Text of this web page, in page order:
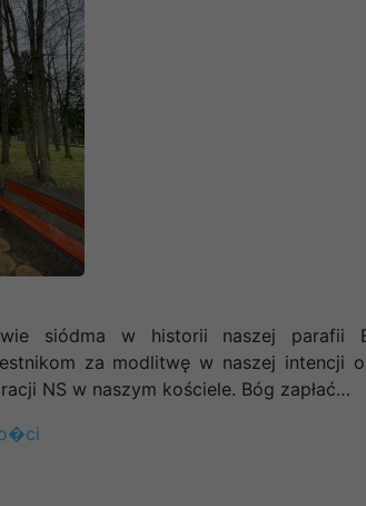
siódma w historii naszej parafii
za modlitwę w naszej intencji
NS w naszym kościele. Bóg zapłać…